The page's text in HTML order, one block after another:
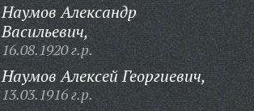
Наумов Александр
Васильевич,
16.08.1920 г.р.
Наумов Алексей Георгиевич,
13.03.1916 г.р.